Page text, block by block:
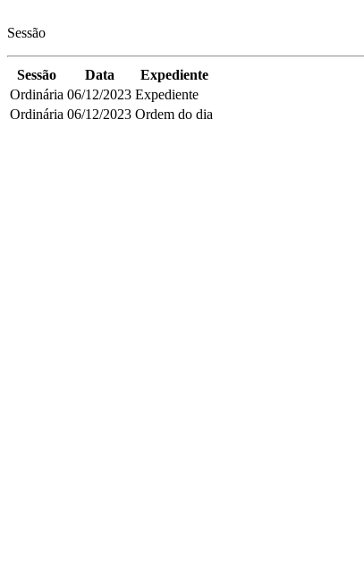
Sessão
Sessão Data
Expediente
Ordinária 06/12/2023 Expediente
Ordinária 06/12/2023 Ordem do dia